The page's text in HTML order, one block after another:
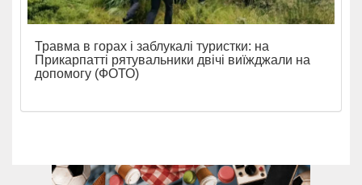
Травма в горах і заблукалі туристки: на
Прикарпатті рятувальники двічі виїжджали на
допомогу (ФОТО)